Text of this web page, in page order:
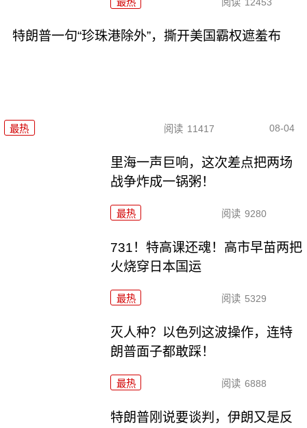
特朗普一句“珍珠港除外”，撕开美国霸权遮羞布
最热 阅读 11417 08-04
里海一声巨响，这次差点把两场
战争炸成一锅粥！
最热 阅读 9280
731！特高课还魂！高市早苗两把
火烧穿日本国运
最热 阅读 5329
灭人种？以色列这波操作，连特
朗普面子都敢踩！
最热 阅读 6888
特朗普刚说要谈判，伊朗又是反